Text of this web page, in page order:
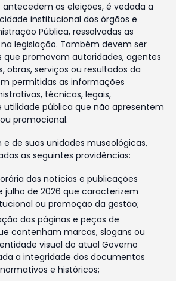
antecedem as eleições, é vedada a
institucional dos órgãos e
Pública, ressalvadas as
legislação. Também devem ser
promovam autoridades, agentes
obras, serviços ou resultados da
permitidas as informações
técnicas, legais,
utilidade pública que não apresentem
promocional.
de suas unidades museológicas,
as seguintes providências:
das notícias e publicações
julho de 2026 que caracterizem
ou promoção da gestão;
das páginas e peças de
contenham marcas, slogans ou
visual do atual Governo
a integridade dos documentos
e históricos;